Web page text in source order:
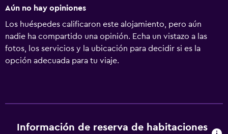
Aún no hay opiniones
Los huéspedes calificaron este alojamiento, pero aún
nadie ha compartido una opinión. Echa un vistazo a las
fotos, los servicios y la ubicación para decidir si es la
opción adecuada para tu viaje.
Información de reserva de habitaciones